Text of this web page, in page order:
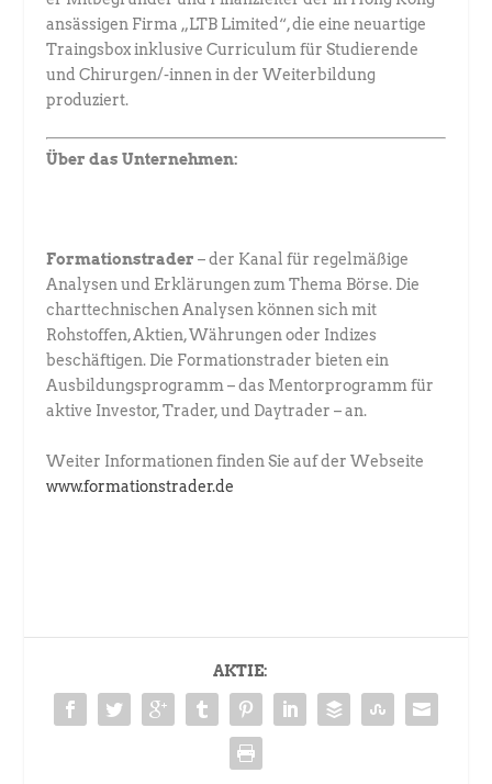
ansässigen Firma „LTB Limited“, die eine neuartige
Traingsbox inklusive Curriculum für Studierende
und Chirurgen/-innen in der Weiterbildung
produziert.
Über das Unternehmen:
Formationstrader– der Kanal für regelmäßige
Analysen und Erklärungen zum Thema Börse. Die
charttechnischen Analysen können sich mit
Rohstoffen, Aktien, Währungen oder Indizes
beschäftigen. Die Formationstrader bieten ein
Ausbildungsprogramm – das Mentorprogramm für
aktive Investor, Trader, und Daytrader – an.
Weiter Informationen finden Sie auf der Webseite
www.formationstrader.de
AKTIE: